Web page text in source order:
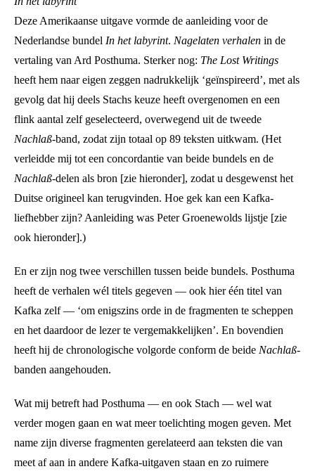
Deze Amerikaanse uitgave vormde de aanleiding voor de
Nederlandse bundel In het labyrint. Nagelaten verhalen in de
vertaling van Ard Posthuma. Sterker nog: The Lost Writings
heeft hem naar eigen zeggen nadrukkelijk ‘geïnspireerd’, met als
gevolg dat hij deels Stachs keuze heeft overgenomen en een
flink aantal zelf geselecteerd, overwegend uit de tweede
Nachlaß-band, zodat zijn totaal op 89 teksten uitkwam. (Het
verleidde mij tot een concordantie van beide bundels en de
Nachlaß-delen als bron [zie hieronder], zodat u desgewenst het
Duitse origineel kan terugvinden. Hoe gek kan een Kafka-
liefhebber zijn? Aanleiding was Peter Groenewolds lijstje [zie
ook hieronder].)
En er zijn nog twee verschillen tussen beide bundels. Posthuma
heeft de verhalen wél titels gegeven — ook hier één titel van
Kafka zelf — ‘om enigszins orde in de fragmenten te scheppen
en het daardoor de lezer te vergemakkelijken’. En bovendien
heeft hij de chronologische volgorde conform de beide Nachlaß-
banden aangehouden.
Wat mij betreft had Posthuma — en ook Stach — wel wat
verder mogen gaan en wat meer toelichting mogen geven. Met
name zijn diverse fragmenten gerelateerd aan teksten die van
meet af aan in andere Kafka-uitgaven staan en zo ruimere